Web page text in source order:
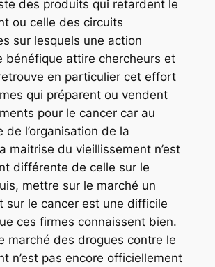
des produits qui retardent le
ou celle des circuits
sur lesquels une action
bénéfique attire chercheurs et
en particulier cet effort
qui préparent ou vendent
pour le cancer car au
de l’organisation de la
maitrise du vieillissement n’est
différente de celle sur le
mettre sur le marché un
sur le cancer est une difficile
ces firmes connaissent bien.
marché des drogues contre le
n’est pas encore officiellement